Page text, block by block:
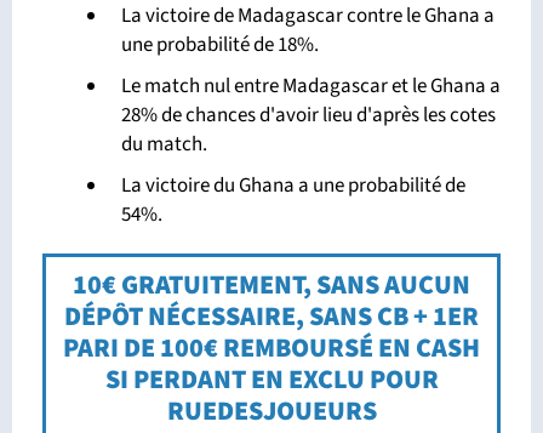
La victoire de Madagascar contre le Ghana a
une probabilité de 18%.
Le match nul entre Madagascar et le Ghana a
28% de chances d'avoir lieu d'après les cotes
du match.
La victoire du Ghana a une probabilité de
54%.
10€ GRATUITEMENT, SANS AUCUN
DÉPÔT NÉCESSAIRE, SANS CB + 1ER
PARI DE 100€ REMBOURSÉ EN CASH
SI PERDANT EN EXCLU POUR
RUEDESJOUEURS